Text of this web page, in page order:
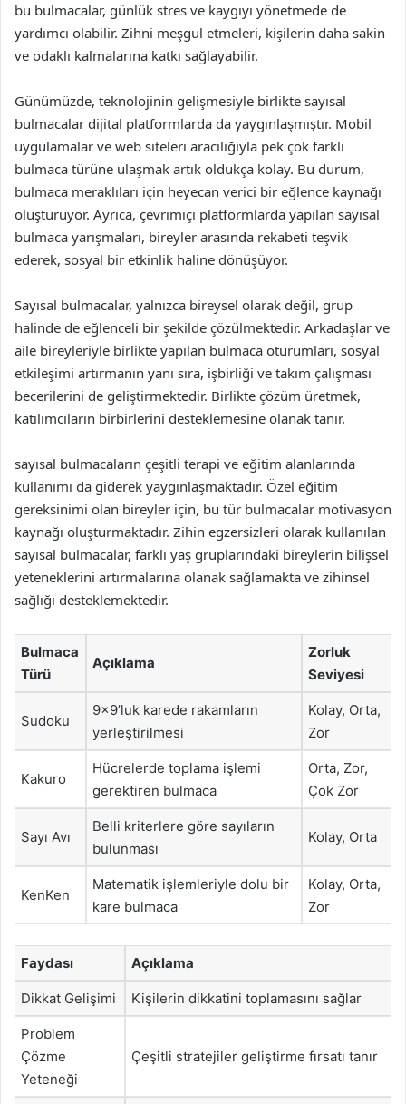
bu bulmacalar, günlük stres ve kaygıyı yönetmede de
yardımcı olabilir. Zihni meşgul etmeleri, kişilerin daha sakin
ve odaklı kalmalarına katkı sağlayabilir.
Günümüzde, teknolojinin gelişmesiyle birlikte sayısal
bulmacalar dijital platformlarda da yaygınlaşmıştır. Mobil
uygulamalar ve web siteleri aracılığıyla pek çok farklı
bulmaca türüne ulaşmak artık oldukça kolay. Bu durum,
bulmaca meraklıları için heyecan verici bir eğlence kaynağı
oluşturuyor. Ayrıca, çevrimiçi platformlarda yapılan sayısal
bulmaca yarışmaları, bireyler arasında rekabeti teşvik
ederek, sosyal bir etkinlik haline dönüşüyor.
Sayısal bulmacalar, yalnızca bireysel olarak değil, grup
halinde de eğlenceli bir şekilde çözülmektedir. Arkadaşlar ve
aile bireyleriyle birlikte yapılan bulmaca oturumları, sosyal
etkileşimi artırmanın yanı sıra, işbirliği ve takım çalışması
becerilerini de geliştirmektedir. Birlikte çözüm üretmek,
katılımcıların birbirlerini desteklemesine olanak tanır.
sayısal bulmacaların çeşitli terapi ve eğitim alanlarında
kullanımı da giderek yaygınlaşmaktadır. Özel eğitim
gereksinimi olan bireyler için, bu tür bulmacalar motivasyon
kaynağı oluşturmaktadır. Zihin egzersizleri olarak kullanılan
sayısal bulmacalar, farklı yaş gruplarındaki bireylerin bilişsel
yeteneklerini artırmalarına olanak sağlamakta ve zihinsel
sağlığı desteklemektedir.
Bulmaca
Türü
Açıklama
Zorluk
Seviyesi
Sudoku
9×9’luk karede rakamların
yerleştirilmesi
Kolay, Orta,
Zor
Kakuro
Hücrelerde toplama işlemi
gerektiren bulmaca
Orta, Zor,
Çok Zor
Sayı Avı
Belli kriterlere göre sayıların
bulunması
Kolay, Orta
KenKen
Matematik işlemleriyle dolu bir
kare bulmaca
Kolay, Orta,
Zor
Faydası Açıklama
Dikkat Gelişimi Kişilerin dikkatini toplamasını sağlar
Problem
Çözme
Yeteneği
Çeşitli stratejiler geliştirme fırsatı tanır